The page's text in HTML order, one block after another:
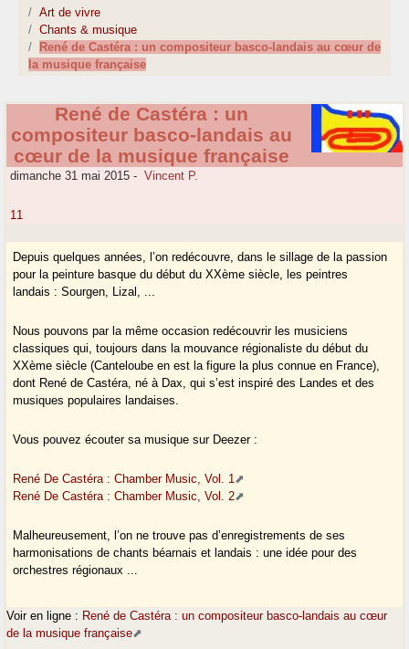
Art de vivre
Chants & musique
René de Castéra : un compositeur basco-landais au cœur de
la musique française
René de Castéra : un
compositeur basco-landais au
cœur de la musique française
dimanche 31 mai 2015 - Vincent P.
11
Depuis quelques années, l’on redécouvre, dans le sillage de la passion
pour la peinture basque du début du XXème siècle, les peintres
landais : Sourgen, Lizal, ...
Nous pouvons par la même occasion redécouvrir les musiciens
classiques qui, toujours dans la mouvance régionaliste du début du
XXème siècle (Canteloube en est la figure la plus connue en France),
dont René de Castéra, né à Dax, qui s’est inspiré des Landes et des
musiques populaires landaises.
Vous pouvez écouter sa musique sur Deezer :
René De Castéra : Chamber Music, Vol. 1
René De Castéra : Chamber Music, Vol. 2
Malheureusement, l’on ne trouve pas d’enregistrements de ses
harmonisations de chants béarnais et landais : une idée pour des
orchestres régionaux ...
Voir en ligne : René de Castéra : un compositeur basco-landais au cœur
de la musique française